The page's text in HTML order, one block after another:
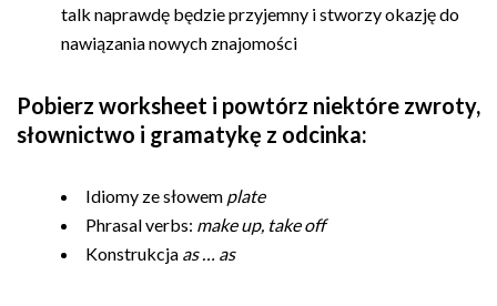
talk naprawdę będzie przyjemny i stworzy okazję do
nawiązania nowych znajomości
Pobierz worksheet i powtórz niektóre zwroty,
słownictwo i gramatykę z odcinka:
Idiomy ze słowem plate
Phrasal verbs: make up, take off
Konstrukcja as … as